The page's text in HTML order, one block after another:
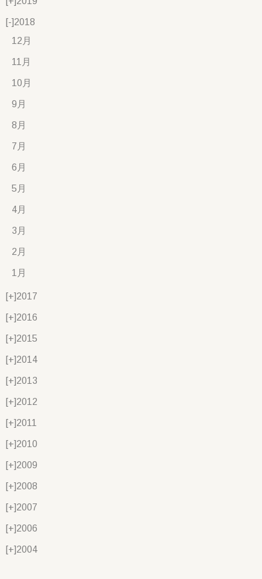
[-]2018
12月
11月
10月
9月
8月
7月
6月
5月
4月
3月
2月
1月
[+]2017
[+]2016
[+]2015
[+]2014
[+]2013
[+]2012
[+]2011
[+]2010
[+]2009
[+]2008
[+]2007
[+]2006
[+]2004